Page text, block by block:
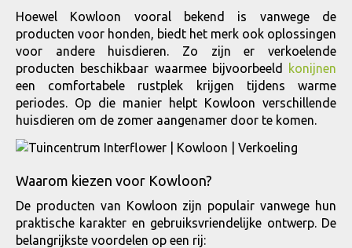
Hoewel Kowloon vooral bekend is vanwege de
producten voor honden, biedt het merk ook oplossingen
voor andere huisdieren. Zo zijn er verkoelende
producten beschikbaar waarmee bijvoorbeeld
konijnen
een comfortabele rustplek krijgen tijdens warme
periodes. Op die manier helpt Kowloon verschillende
huisdieren om de zomer aangenamer door te komen.
Waarom kiezen voor Kowloon?
De producten van Kowloon zijn populair vanwege hun
praktische karakter en gebruiksvriendelijke ontwerp. De
belangrijkste voordelen op een rij: